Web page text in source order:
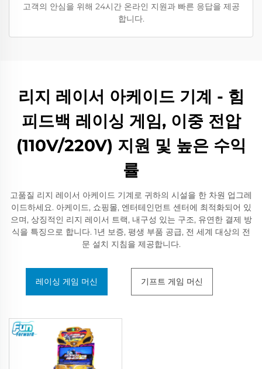
고객의 안심을 위해 24시간 온라인 지원과 빠른 응답을 제공
합니다.
리지 레이서 아케이드 기계 - 힘
피드백 레이싱 게임, 이중 전압
(110V/220V) 지원 및 높은 수익
률
고품질 리지 레이서 아케이드 기계로 귀하의 시설을 한 차원 업그레
이드하세요. 아케이드, 쇼핑몰, 엔터테인먼트 센터에 최적화되어 있
으며, 상징적인 리지 레이서 트랙, 내구성 있는 구조, 유연한 결제 방
식을 특징으로 합니다. 1년 보증, 평생 부품 공급, 전 세계 대상의 전
문 설치 지침을 제공합니다.
레이싱 게임 머신 기프트 게임 머신